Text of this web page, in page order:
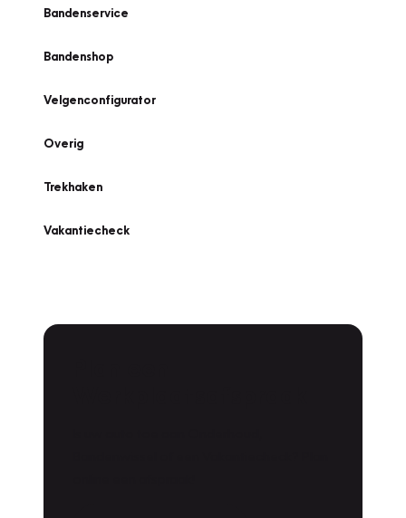
Bandenservice
Bandenshop
Velgenconfigurator
Overig
Trekhaken
Vakantiecheck